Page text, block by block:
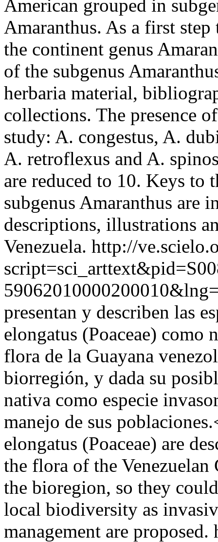
American grouped in
Amaranthus. As a first
the continent genus
of the subgenus
herbaria material,
collections. The presence
study: A. congestus, A.
A. retroflexus and A.
are reduced to 10. Keys to
subgenus Amaranthus are
descriptions, illustrations
Venezuela. http://
presentan y describen las
elongatus (Poaceae) como
flora de la Guayana
biorregión, y dada su
nativa como especie
manejo de sus
elongatus (Poaceae) are
the flora of the Venezuelan
the bioregion, so they
local biodiversity as
management are proposed.